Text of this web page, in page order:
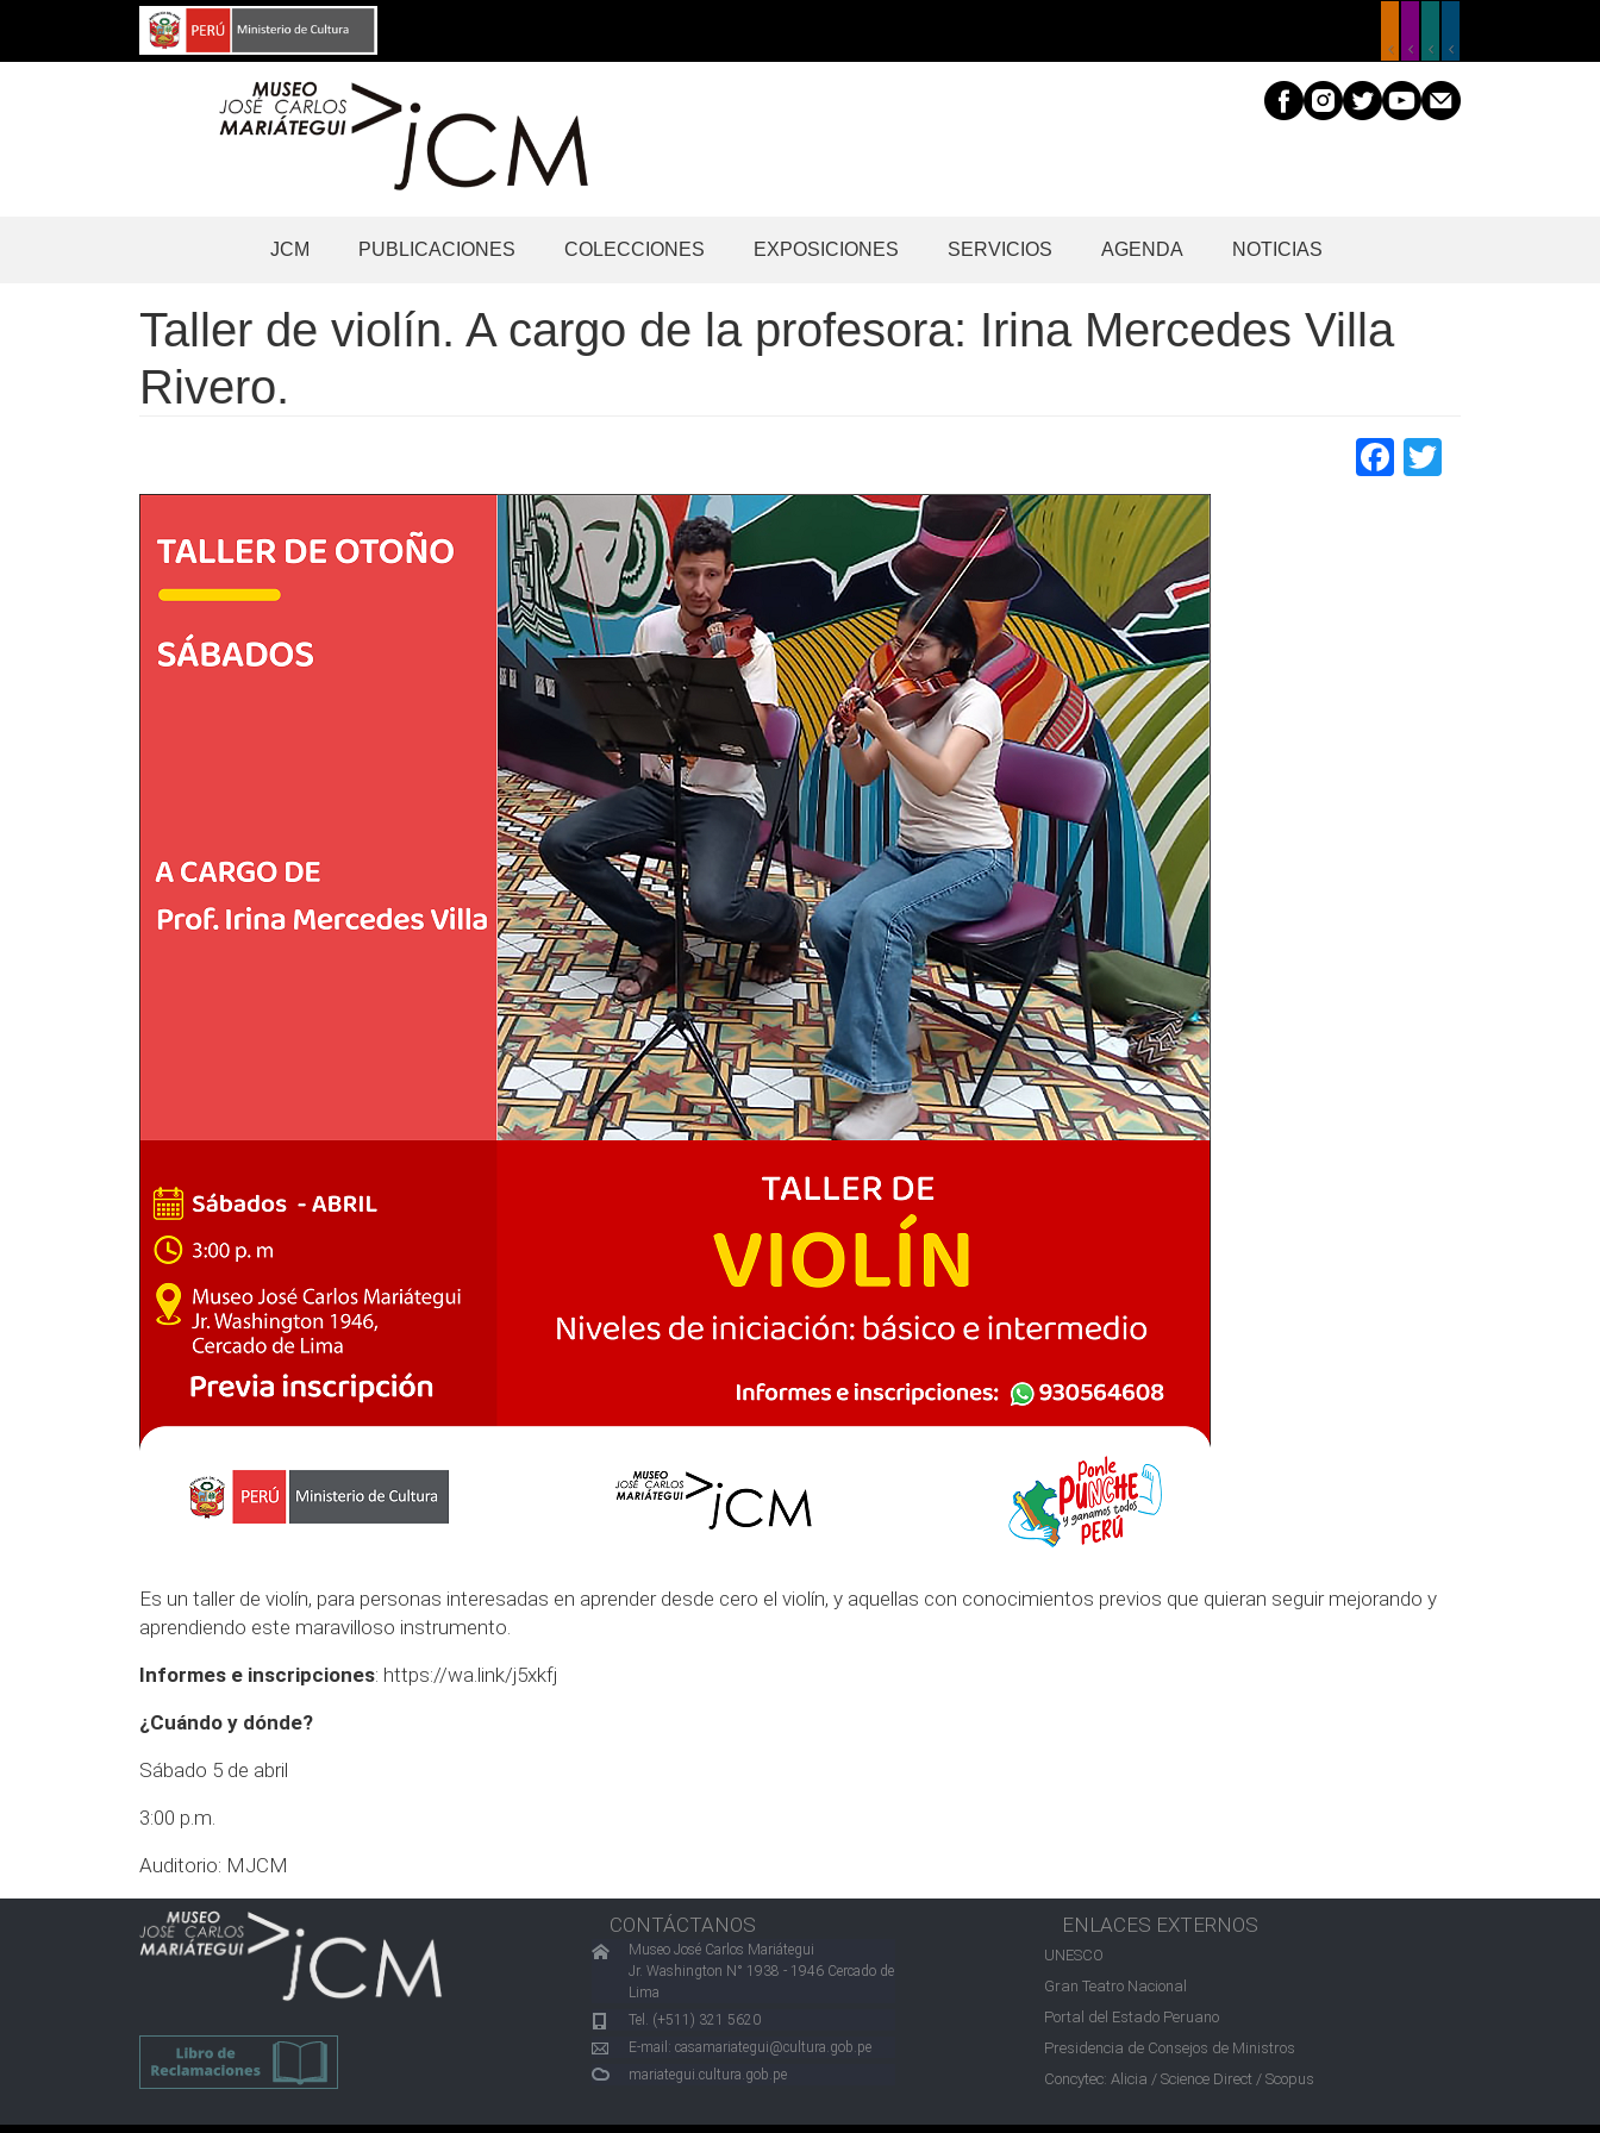
Navegación
JCM PUBLICACIONES COLECCIONES EXPOSICIONES SERVICIOS AGENDA NOTICIAS
Taller de violín. A cargo de la profesora: Irina Mercedes Villa
Rivero.
Facebook
Es un taller de violín, para personas interesadas en aprender desde cero el violín, y aquellas con conocimientos previos que quieran seguir mejorando y
aprendiendo este maravilloso instrumento.
Informes e inscripciones: https://wa.link/j5xkfj
¿Cuándo y dónde?
Sábado 5 de abril
3:00 p.m.
Auditorio: MJCM
CONTÁCTANOS
Museo José Carlos Mariátegui
Jr. Washington N° 1938 - 1946 Cercado de
Lima
Tel. (+511) 321 5620
E-mail: casamariategui@cultura.gob.pe
mariategui.cultura.gob.pe
ENLACES EXTERNOS
UNESCO
Gran Teatro Nacional
Portal del Estado Peruano
Presidencia de Consejos de Ministros
Concytec: Alicia / Science Direct / Scopus